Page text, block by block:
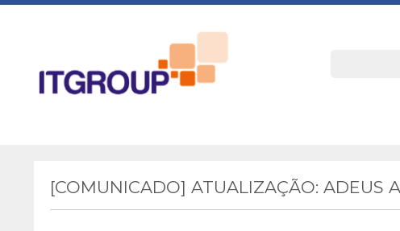
[COMUNICADO] ATUALIZAÇÃO: ADEUS